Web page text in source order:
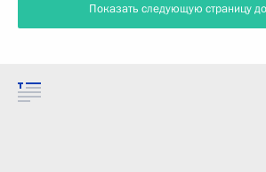
Показать следующую страницу